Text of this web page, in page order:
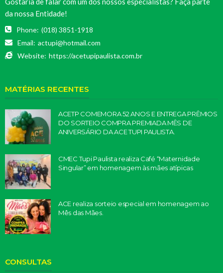
da nossa Entidade!
Phone: (018) 3851-1918
Email: actupi@hotmail.com
Website: https://acetupipaulista.com.br
MATÉRIAS RECENTES
ACETP COMEMORA 52 ANOS E ENTREGA PRÊMIOS
DO SORTEIO COMPRA PREMIADA MÊS DE
ANIVERSÁRIO DA ACE TUPI PAULISTA.
CMEC Tupi Paulista realiza Café “Maternidade
Singular” em homenagem às mães atípicas
ACE realiza sorteio especial em homenagem ao
Mês das Mães.
CONSULTAS